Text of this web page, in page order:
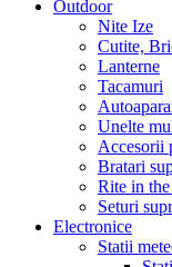
Outdoor
Nite Ize
Cutite,
Lanterne
Tacamuri
Unelte
Accesorii
Bratari
Rite in
Seturi
Electronice
Statii